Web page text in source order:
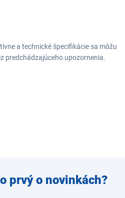
a technické špecifikácie sa môžu
predchádzajúceho upozornenia.
prvý o novinkách?